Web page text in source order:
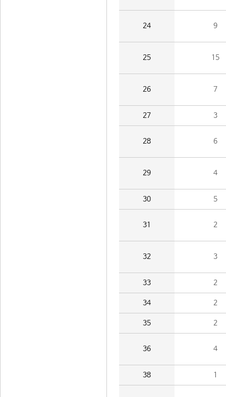
24 9
25 15
26 7
27 3
28 6
29 4
30 5
31 2
32 3
33 2
34 2
35 2
36 4
38 1